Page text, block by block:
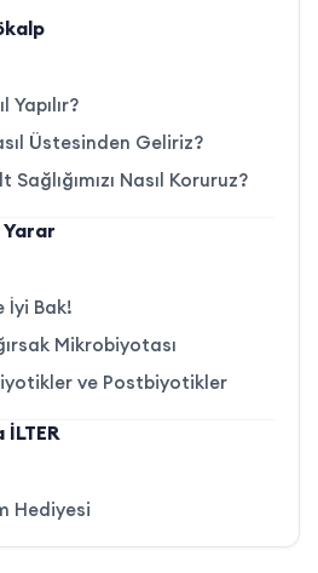
Yapılır?
Üstesinden Geliriz?
Nasıl Koruruz?
İyi Bak!
Mikrobiyotası
ve Postbiyotikler
Hediyesi